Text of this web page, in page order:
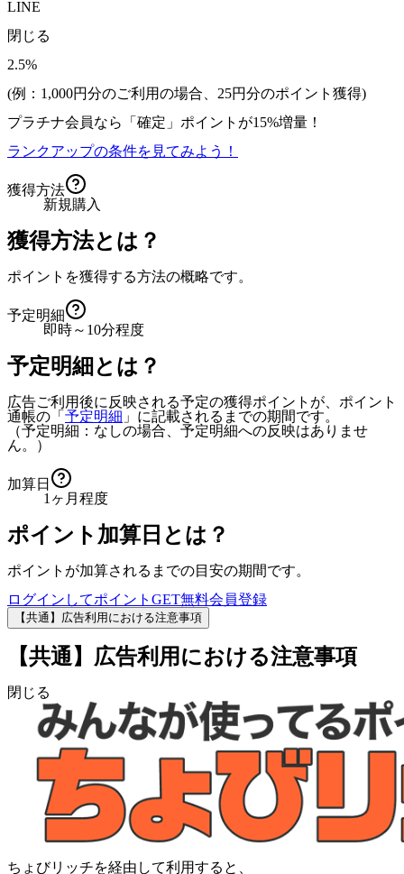
LINE
閉じる
2.5%
(例：1,000円分のご利用の場合、 25円分のポイント獲得)
プラチナ会員なら
「確定」 ポイントが15%増量！
ランクアップの条件を見てみよう！
獲得方法
新規購入
獲得方法とは？
ポイントを獲得する方法の概略です。
予定明細
即時～10分程度
予定明細とは？
広告ご利用後に反映される予定の獲得ポイントが、ポイント
通帳の「 予定明細 」に記載されるまでの期間です。
（予定明細：なしの場合、予定明細への反映はありませ
ん。）
加算日
1ヶ月程度
ポイント加算日とは？
ポイントが加算されるまでの目安の期間です。
ログインしてポイントGET無料会員登録
【共通】広告利用における注意事項
【共通】広告利用における注意事項
閉じる
ちょびリッチを経由して利用すると、